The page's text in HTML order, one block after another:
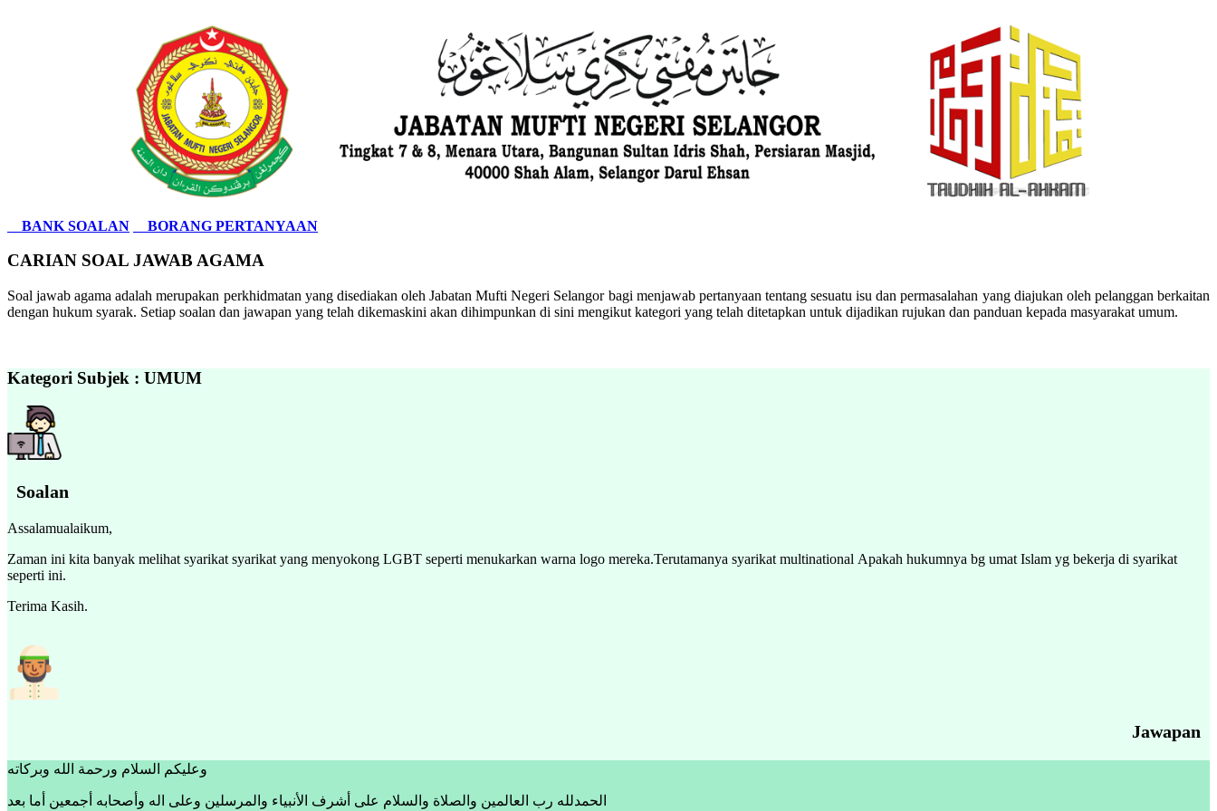
BANK SOALAN BORANG PERTANYAAN
CARIAN SOAL JAWAB AGAMA
Soal jawab agama adalah merupakan perkhidmatan yang disediakan oleh Jabatan Mufti Negeri Selangor bagi menjawab pertanyaan tentang sesuatu isu dan permasalahan yang diajukan oleh pelanggan berkaitan
dengan hukum syarak. Setiap soalan dan jawapan yang telah dikemaskini akan dihimpunkan di sini mengikut kategori yang telah ditetapkan untuk dijadikan rujukan dan panduan kepada masyarakat umum.
Kategori Subjek : UMUM
Soalan
Assalamualaikum,
Zaman ini kita banyak melihat syarikat syarikat yang menyokong LGBT seperti menukarkan warna logo mereka.Terutamanya syarikat multinational Apakah hukumnya bg umat Islam yg bekerja di syarikat
seperti ini.
Terima Kasih.
Jawapan
وعليكم السلام ورحمة الله وبركاته
الحمدلله رب العالمين والصلاة والسلام على أشرف الأنبياء والمرسلين وعلى اله وأصحابه أجمعين أما بعد